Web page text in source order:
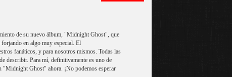
de su nuevo álbum, "Midnight Ghost", que
forjando en algo muy especial. El
fanáticos, y para nosotros mismos. Todas las
describir. Para mí, definitivamente es uno de
"Midnight Ghost" ahora. ¡No podemos esperar